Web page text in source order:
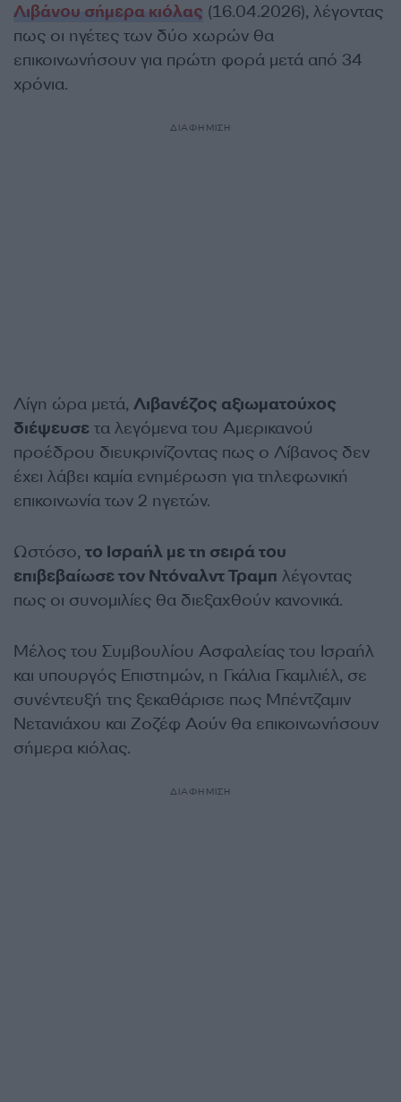
Λιβάνου σήμερα κιόλας (16.04.2026), λέγοντας
πως οι ηγέτες των δύο χωρών θα
επικοινωνήσουν για πρώτη φορά μετά από 34
χρόνια.
ΔΙΑΦΗΜΙΣΗ
Λίγη ώρα μετά, Λιβανέζος αξιωματούχος
διέψευσε τα λεγόμενα του Αμερικανού
προέδρου διευκρινίζοντας πως ο Λίβανος δεν
έχει λάβει καμία ενημέρωση για τηλεφωνική
επικοινωνία των 2 ηγετών.
Ωστόσο, το Ισραήλ με τη σειρά του
επιβεβαίωσε τον Ντόναλντ Τραμπ λέγοντας
πως οι συνομιλίες θα διεξαχθούν κανονικά.
Μέλος του Συμβουλίου Ασφαλείας του Ισραήλ
και υπουργός Επιστημών, η Γκάλια Γκαμλιέλ, σε
συνέντευξή της ξεκαθάρισε πως Μπέντζαμιν
Νετανιάχου και Ζοζέφ Αούν θα επικοινωνήσουν
σήμερα κιόλας.
ΔΙΑΦΗΜΙΣΗ